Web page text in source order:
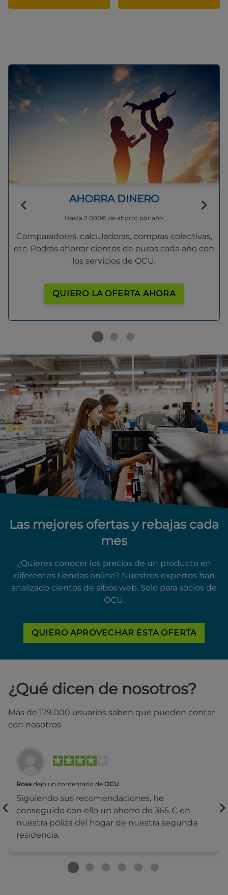
AHORRA DINERO
Hasta 2.000€ de ahorro por año
Comparadores, calculadoras, compras colectivas,
etc. Podrás ahorrar cientos de euros cada año con
los servicios de OCU.
QUIERO LA OFERTA AHORA
Las mejores ofertas y rebajas cada
mes
¿Quieres conocer los precios de un producto en
diferentes tiendas online? Nuestros expertos han
analizado cientos de sitios web. Solo para socios de
OCU.
QUIERO APROVECHAR ESTA OFERTA
¿Qué dicen de nosotros?
Más de 179.000 usuarios saben que pueden contar
con nosotros
Rosa dejó un comentario de OCU
Siguiendo sus recomendaciones, he
conseguido con ello un ahorro de 365 € en
nuestra póliza del hogar de nuestra segunda
residencia.